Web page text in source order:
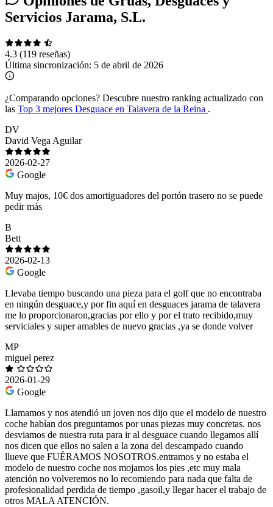
Servicios Jarama, S.L.
4.3 (119 reseñas)
Última sincronización: 5 de abril de 2026
¿Comparando opciones? Descubre nuestro ranking actualizado con
las Top 3 mejores Desguace en Talavera de la Reina .
DV
David Vega Aguilar
2026-02-27
Google
Muy majos, 10€ dos amortiguadores del portón trasero no se puede
pedir más
B
Bett
2026-02-13
Google
Llevaba tiempo buscando una pieza para el golf que no encontraba
en ningún desguace,y por fin aquí en desguaces jarama de talavera
me lo proporcionaron,gracias por ello y por el trato recibido,muy
serviciales y super amables de nuevo gracias ,ya se donde volver
MP
miguel perez
2026-01-29
Google
Llamamos y nos atendió un joven nos dijo que el modelo de nuestro
coche habían dos preguntamos por unas piezas muy concretas. nos
desviamos de nuestra ruta para ir al desguace cuando llegamos allí
nos dicen que ellos no salen a la zona del descampado cuando
llueve que FUÉRAMOS NOSOTROS.entramos y no estaba el
modelo de nuestro coche nos mojamos los pies ,etc muy mala
atención no volveremos no lo recomiendo para nada que falta de
profesionalidad perdida de tiempo ,gasoil,y llegar hacer el trabajo de
otros MALA ATENCIÓN.